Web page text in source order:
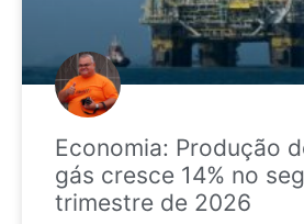
Economia: Produção
gás cresce 14% no
trimestre de 2026